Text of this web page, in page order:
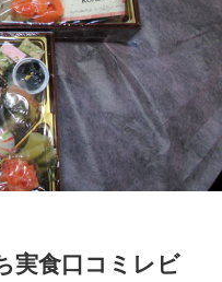
実食口コミレビ